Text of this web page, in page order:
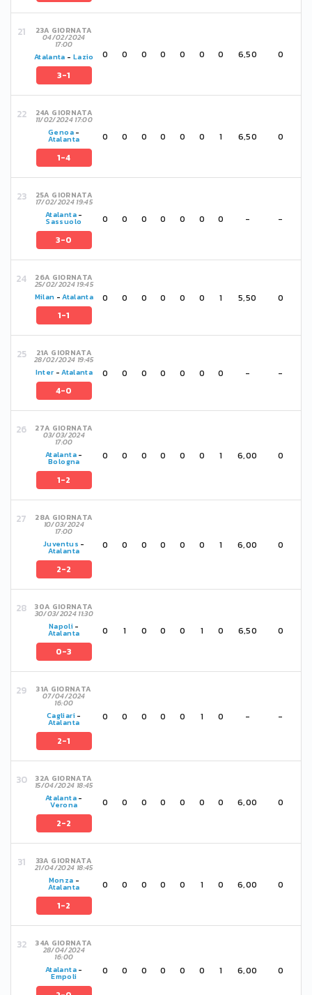
23A GIORNATA
04/02/2024
17:00
Atalanta - Lazio
3-1
0 0 0 0 0 0 0 6,50 0
24A GIORNATA
11/02/2024 17:00
Genoa-
Atalanta
1-4
0 0 0 0 0 0 1 6,50 0
25A GIORNATA
17/02/2024 19:45
Atalanta-
Sassuolo
3-0
0 0 0 0 0 0 0 - -
26A GIORNATA
25/02/2024 19:45
Milan -Atalanta
1-1
0 0 0 0 0 0 1 5,50 0
21A GIORNATA
28/02/2024 19:45
Inter -Atalanta
4-0
0 0 0 0 0 0 0 - -
27A GIORNATA
03/03/2024
17:00
Atalanta-
Bologna
1-2
0 0 0 0 0 0 1 6,00 0
28A GIORNATA
10/03/2024
17:00
Juventus -
Atalanta
2-2
0 0 0 0 0 0 1 6,00 0
30A GIORNATA
30/03/2024 11:30
Napoli -
Atalanta
0-3
0 1 0 0 0 1 0 6,50 0
31A GIORNATA
07/04/2024
16:00
Cagliari-
Atalanta
2-1
0 0 0 0 0 1 0 - -
32A GIORNATA
15/04/2024 18:45
Atalanta-
Verona
2-2
0 0 0 0 0 0 0 6,00 0
33A GIORNATA
21/04/2024 18:45
Monza -
Atalanta
1-2
0 0 0 0 0 1 0 6,00 0
34A GIORNATA
28/04/2024
16:00
Atalanta-
Empoli 0 0 0 0 0 0 1 6,00 0